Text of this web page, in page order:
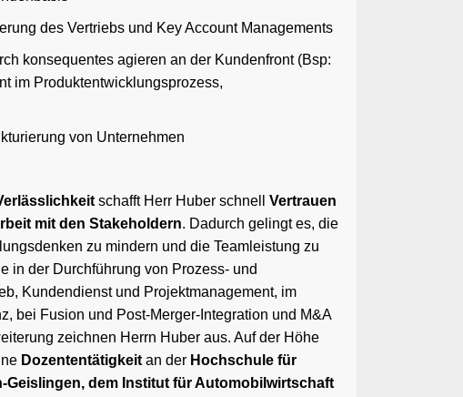
des Vertriebs und Key Account Managements
konsequentes agieren an der Kundenfront (Bsp:
im Produktentwicklungsprozess,
von Unternehmen
schafft Herr Huber schnell Vertrauen
mit den Stakeholdern. Dadurch gelingt es, die
zu mindern und die Teamleistung zu
in der Durchführung von Prozess- und
Kundendienst und Projektmanagement, im
bei Fusion und Post-Merger-Integration und M&A
zeichnen Herrn Huber aus. Auf der Höhe
Dozententätigkeit an der Hochschule für
Geislingen, dem Institut für Automobilwirtschaft